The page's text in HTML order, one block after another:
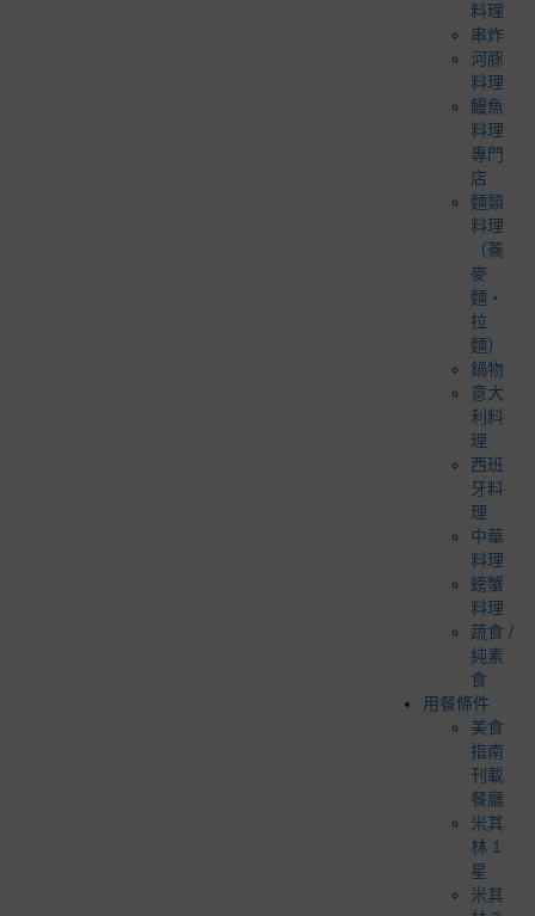
料理
串炸
河豚
料理
鰻魚
料理
專門
店
麵類
料理
（蕎
麥
麵・
拉
麵）
鍋物
意大
利料
理
西班
牙料
理
中華
料理
螃蟹
料理
蔬食 /
純素
食
用餐條件
美食
指南
刊載
餐廳
米其
林 1
星
米其